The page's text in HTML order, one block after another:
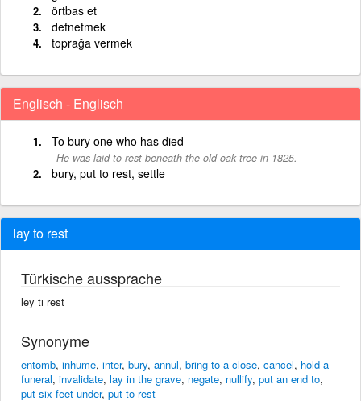
örtbas et
defnetmek
toprağa vermek
Englisch - Englisch
To bury one who has died
He was laid to rest beneath the old oak tree in 1825.
bury, put to rest, settle
lay to rest
Türkische aussprache
ley tı rest
Synonyme
entomb, inhume, inter, bury, annul, bring to a close, cancel, hold a
funeral, invalidate, lay in the grave, negate, nullify, put an end to,
put six feet under, put to rest